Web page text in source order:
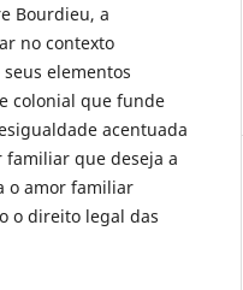
Bourdieu, a
no contexto
elementos
colonial que funde
acentuada
familiar que deseja a
o amor familiar
o direito legal das